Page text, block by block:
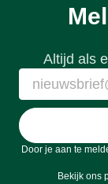
Altijd als
Door je aan te
Bekijk ons